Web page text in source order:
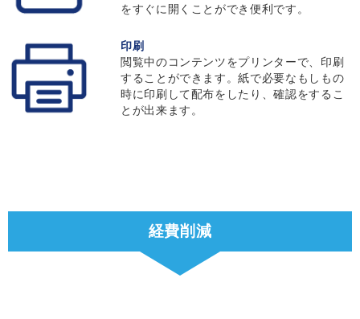
をすぐに開くことができ便利です。
印刷
閲覧中のコンテンツをプリンターで、印刷
することができます。紙で必要なもしもの
時に印刷して配布をしたり、確認をするこ
とが出来ます。
経費削減